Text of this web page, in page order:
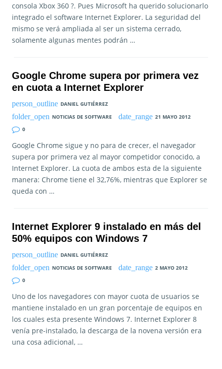
consola Xbox 360 ?. Pues Microsoft ha querido solucionarlo
integrado el software Internet Explorer. La seguridad del
mismo se verá ampliada al ser un sistema cerrado,
solamente algunas mentes podrán …
Google Chrome supera por primera vez
en cuota a Internet Explorer
DANIEL GUTIÉRREZ
NOTICIAS DE SOFTWARE
21 MAYO 2012
0
Google Chrome sigue y no para de crecer, el navegador
supera por primera vez al mayor competidor conocido, a
Internet Explorer. La cuota de ambos esta de la siguiente
manera: Chrome tiene el 32,76%, mientras que Explorer se
queda con …
Internet Explorer 9 instalado en más del
50% equipos con Windows 7
DANIEL GUTIÉRREZ
NOTICIAS DE SOFTWARE
2 MAYO 2012
0
Uno de los navegadores con mayor cuota de usuarios se
mantiene instalado en un gran porcentaje de equipos en
los cuales esta presente Windows 7. Internet Explorer 8
venía pre-instalado, la descarga de la novena versión era
una cosa adicional, …